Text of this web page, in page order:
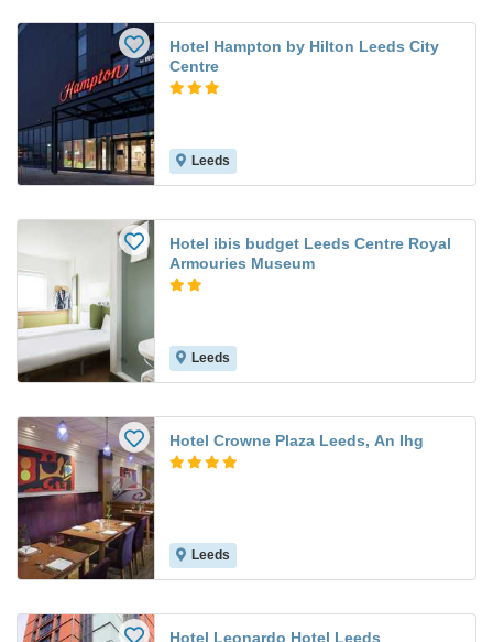
Hotel Hampton by Hilton Leeds City
Centre
Leeds
Hotel ibis budget Leeds Centre Royal
Armouries Museum
Leeds
Hotel Crowne Plaza Leeds, An Ihg
Leeds
Hotel Leonardo Hotel Leeds